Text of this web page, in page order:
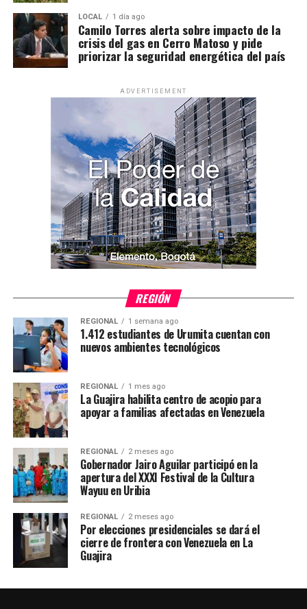
LOCAL 1 día ago
Camilo Torres alerta sobre impacto de la
crisis del gas en Cerro Matoso y pide
priorizar la seguridad energética del país
ADVERTISEMENT
REGIÓN
REGIONAL 1 semana ago
1.412 estudiantes de Urumita cuentan con
nuevos ambientes tecnológicos
REGIONAL 1 mes ago
La Guajira habilita centro de acopio para
apoyar a familias afectadas en Venezuela
REGIONAL 2 meses ago
Gobernador Jairo Aguilar participó en la
apertura del XXXI Festival de la Cultura
Wayuu en Uribia
REGIONAL 2 meses ago
Por elecciones presidenciales se dará el
cierre de frontera con Venezuela en La
Guajira